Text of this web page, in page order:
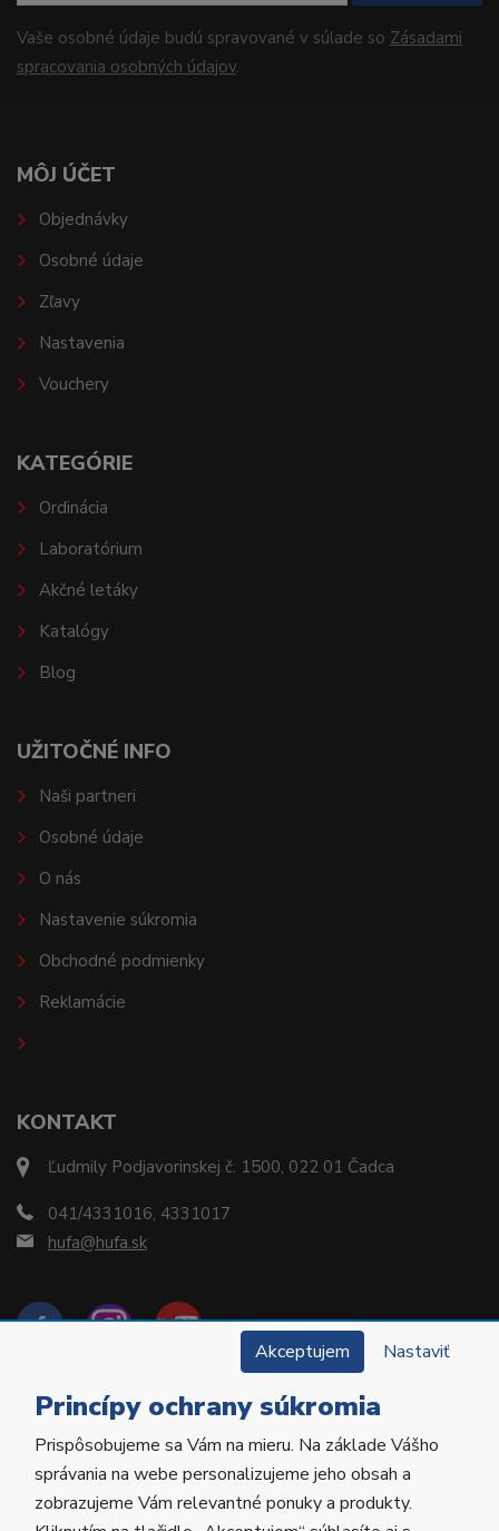
Vaše osobné údaje budú spravované v súlade so Zásadami
spracovania osobných údajov.
KONTAKT
Ľudmily Podjavorinskej č. 1500, 022 01 Čadca
041/4331016, 4331017
hufa@hufa.sk
MÔJ ÚČET
Objednávky
Osobné údaje
Zľavy
Nastavenia
Vouchery
KATEGÓRIE
Ordinácia
Laboratórium
Akčné letáky
Katalógy
Blog
UŽITOČNÉ INFO
Naši partneri
Osobné údaje
O nás
Nastavenie súkromia
Obchodné podmienky
Reklamácie
Copyright © 2022 Hu-Fa Dental a.s. Všetky práva
vyhradené.
Akceptujem Nastaviť
Princípy ochrany súkromia
Prispôsobujeme sa Vám na mieru. Na základe Vášho
správania na webe personalizujeme jeho obsah a
zobrazujeme Vám relevantné ponuky a produkty.